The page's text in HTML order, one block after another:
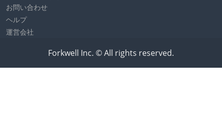
お問い合わせ
ヘルプ
運営会社
Forkwell Inc. © All rights reserved.